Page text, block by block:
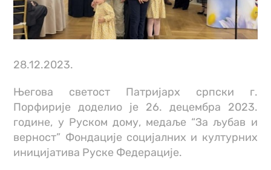
28.12.2023.
Његова светост Патријарх српски г.
Порфирије доделио је 26. децембра 2023.
године, у Руском дому, медаље “За љубав и
верност” Фондације социјалних и културних
иницијатива Руске Федерације.